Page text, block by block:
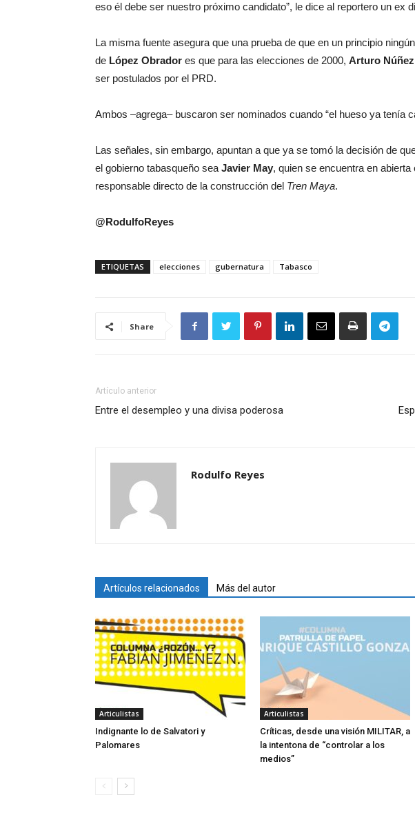
eso él debe ser nuestro próximo candidato”, le dice al reportero un ex
La misma fuente asegura que una prueba de que en un principio
de López Obrador es que para las elecciones de 2000, Arturo Núñez
ser postulados por el PRD.
Ambos –agrega– buscaron ser nominados cuando “el hueso ya tenía
Las señales, sin embargo, apuntan a que ya se tomó la decisión de
el gobierno tabasqueño sea Javier May, quien se encuentra en
responsable directo de la construcción del Tren Maya.
@RodulfoReyes
ETIQUETAS elecciones gubernatura Tabasco
Share
Artículo anterior
Entre el desempleo y una divisa poderosa
Rodulfo Reyes
Artículos relacionados Más del autor
Articulistas
Indignante lo de Salvatori y
Palomares
Articulistas
Críticas, desde una visión MILITAR, a
la intentona de “controlar a los
medios”